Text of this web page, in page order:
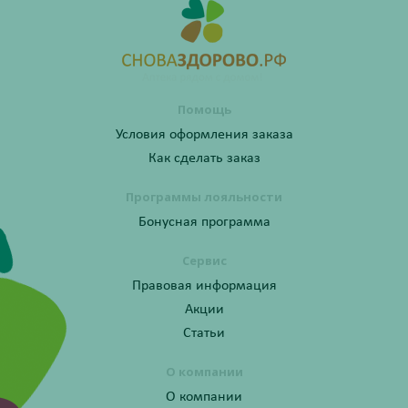
Помощь
Условия оформления заказа
Как сделать заказ
Программы лояльности
Бонусная программа
Сервис
Правовая информация
Акции
Статьи
О компании
О компании